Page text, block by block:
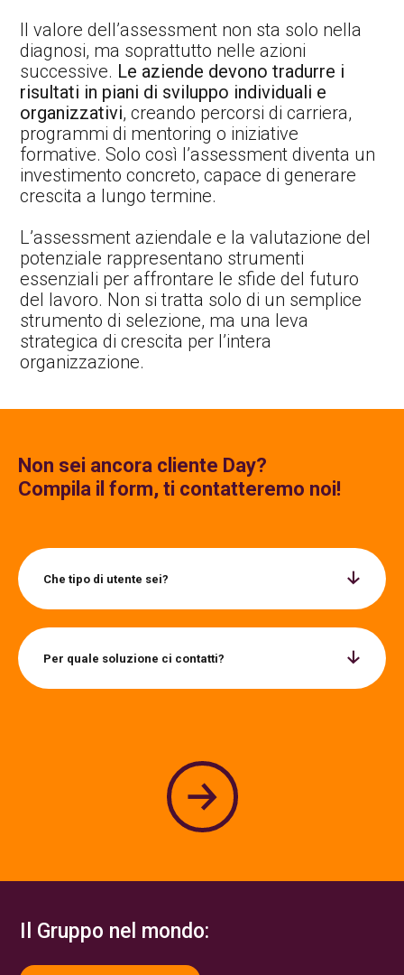
Il valore dell’assessment non sta solo nella
diagnosi, ma soprattutto nelle azioni
successive. Le aziende devono tradurre i
risultati in piani di sviluppo individuali e
organizzativi, creando percorsi di carriera,
programmi di mentoring o iniziative
formative. Solo così l’assessment diventa un
investimento concreto, capace di generare
crescita a lungo termine.
L’assessment aziendale e la valutazione del
potenziale rappresentano strumenti
essenziali per affrontare le sfide del futuro
del lavoro. Non si tratta solo di un semplice
strumento di selezione, ma una leva
strategica di crescita per l’intera
organizzazione.
Non sei ancora cliente Day?
Compila il form, ti contatteremo noi!
Che tipo di utente sei?
Per quale soluzione ci contatti?
Il Gruppo nel mondo: